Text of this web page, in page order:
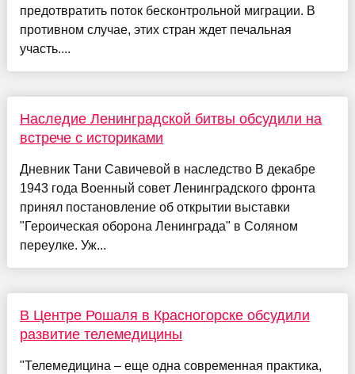
предотвратить поток бесконтрольной миграции. В
противном случае, этих стран ждет печальная
участь....
Наследие Ленинградской битвы обсудили на
встрече с историками
Дневник Тани Савичевой в наследство В декабре
1943 года Военный совет Ленинградского фронта
принял постановление об открытии выставки
"Героическая оборона Ленинграда" в Соляном
переулке. Уж...
В Центре Рошаля в Красногорске обсудили
развитие телемедицины
"Телемедицина – еще одна современная практика,